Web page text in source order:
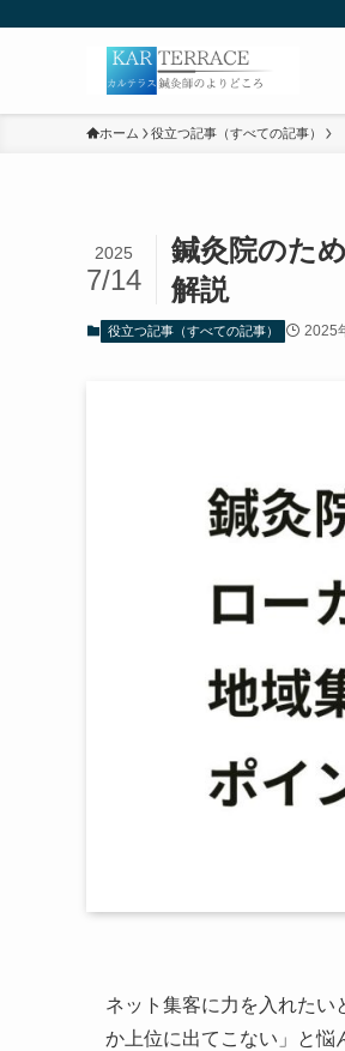
ホーム 役立つ記事（すべての記事）
鍼灸院のた
解説
2025
7/14
役立つ記事（すべての記事） 2025
ネット集客に力を入れたい
か上位に出てこない」と悩